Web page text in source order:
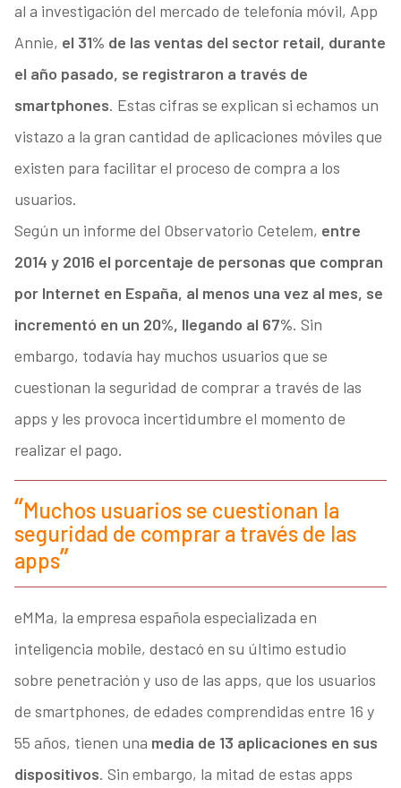
al a investigación del mercado de telefonía móvil, App
Annie, el 31% de las ventas del sector retail, durante
el año pasado, se registraron a través de
smartphones. Estas cifras se explican si echamos un
vistazo a la gran cantidad de aplicaciones móviles que
existen para facilitar el proceso de compra a los
usuarios.
Según un informe del Observatorio Cetelem, entre
2014 y 2016 el porcentaje de personas que compran
por Internet en España, al menos una vez al mes, se
incrementó en un 20%, llegando al 67%. Sin
embargo, todavía hay muchos usuarios que se
cuestionan la seguridad de comprar a través de las
apps y les provoca incertidumbre el momento de
realizar el pago.
Muchos usuarios se cuestionan la
seguridad de comprar a través de las
apps
eMMa, la empresa española especializada en
inteligencia mobile, destacó en su último estudio
sobre penetración y uso de las apps, que los usuarios
de smartphones, de edades comprendidas entre 16 y
55 años, tienen una media de 13 aplicaciones en sus
dispositivos. Sin embargo, la mitad de estas apps